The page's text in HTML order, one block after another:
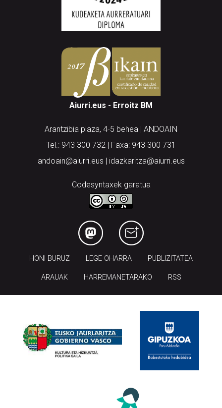
Aiurri.eus - Erroitz BM
Arantzibia plaza, 4-5 behea | ANDOAIN
Tel.: 943 300 732 | Faxa: 943 300 731
andoain@aiurri.eus | idazkaritza@aiurri.eus
Codesyntaxek garatua
HONI BURUZ LEGE OHARRA PUBLIZITATEA
ARAUAK HARREMANETARAKO RSS